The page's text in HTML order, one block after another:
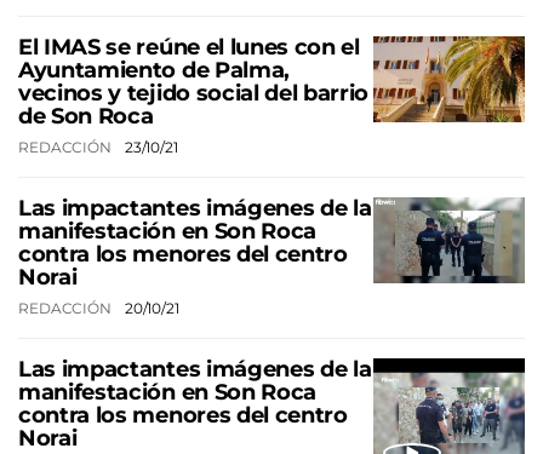
El IMAS se reúne el lunes con el
Ayuntamiento de Palma,
vecinos y tejido social del barrio
de Son Roca
REDACCIÓN 23/10/21
Las impactantes imágenes de la
manifestación en Son Roca
contra los menores del centro
Norai
REDACCIÓN 20/10/21
Las impactantes imágenes de la
manifestación en Son Roca
contra los menores del centro
Norai